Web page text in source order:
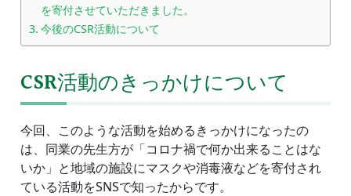
を寄付させていただきました。
今後のCSR活動について
CSR活動のきっかけについて
今回、このような活動を始めるきっかけになったの
は、同業の先生方が「コロナ禍で何か出来ることはな
いか」と地域の施設にマスクや消毒液などを寄付され
ている活動をSNSで知ったからです。